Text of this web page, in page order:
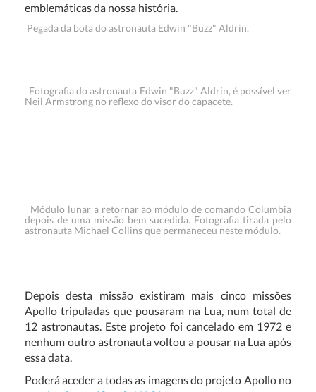
emblemáticas da nossa história.
Pegada da bota do astronauta Edwin "Buzz" Aldrin.
Fotografia do astronauta Edwin "Buzz" Aldrin, é possível ver
Neil Armstrong no reflexo do visor do capacete.
Módulo lunar a retornar ao módulo de comando Columbia
depois de uma missão bem sucedida. Fotografia tirada pelo
astronauta Michael Collins que permaneceu neste módulo.
Depois desta missão existiram mais cinco missões
Apollo tripuladas que pousaram na Lua, num total de
12 astronautas. Este projeto foi cancelado em 1972 e
nenhum outro astronauta voltou a pousar na Lua após
essa data.
Poderá aceder a todas as imagens do projeto Apollo no